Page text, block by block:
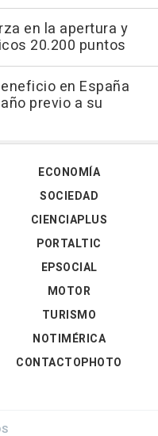
en la apertura y
20.200 puntos
en España
previo a su
ECONOMÍA
SOCIEDAD
CIENCIAPLUS
PORTALTIC
EPSOCIAL
MOTOR
TURISMO
NOTIMÉRICA
CONTACTOPHOTO